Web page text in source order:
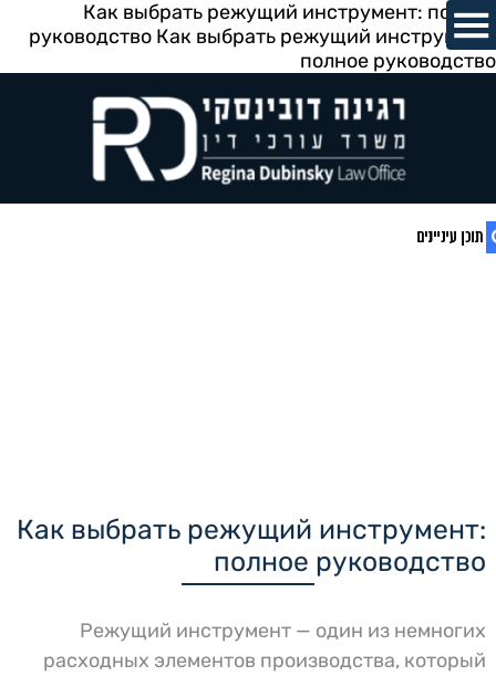
Как выбрать режущий инструмент: полное
руководство
5. Детальное руководство по выбору
режущего инструмента
6. Кейсы выбора режущего
режущего инструмента
8. Критерии замены режущего
Как выбрать режущий инструмент:
полное руководство
Как выбрать режущий инструмент:
полное руководство
Режущий инструмент — один из немногих
расходных элементов производства, который